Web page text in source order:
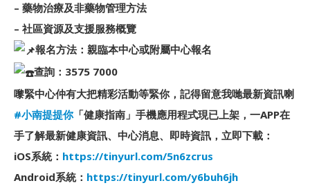
– 藥物治療及非藥物管理方法
– 社區資源及支援服務概覽
報名方法：親臨本中心或附屬中心報名
查詢：3575 7000
嚟緊中心仲有大把精彩活動等緊你，記得留意我哋最新資訊喇
#小南提提你「健康指南」手機應用程式現已上架，一APP在
手了解最新健康資訊、中心消息、即時資訊，立即下載：
iOS系統： https://tinyurl.com/5n6zcrus
Android系統： https://tinyurl.com/y6buh6jh